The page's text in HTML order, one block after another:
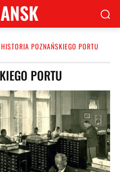
HISTORIA POZNAŃSKIEGO PORTU
PORTU